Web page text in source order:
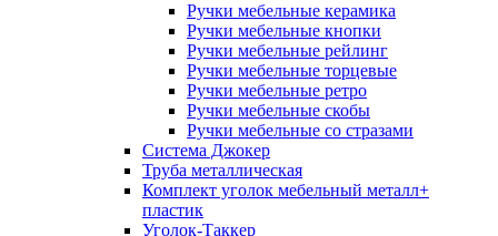
Ручки мебельные керамика
Ручки мебельные кнопки
Ручки мебельные рейлинг
Ручки мебельные торцевые
Ручки мебельные ретро
Ручки мебельные скобы
Ручки мебельные со стразами
Система Джокер
Труба металлическая
Комплект уголок мебельный металл+
пластик
Уголок-Таккер